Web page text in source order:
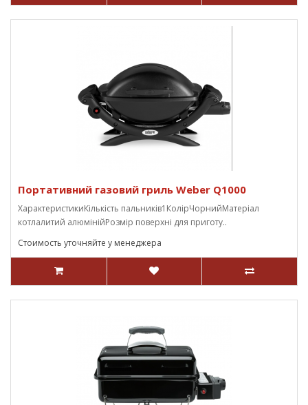
Портативний газовий гриль Weber Q1000
ХарактеристикиКількість пальників1КолірЧорнийМатеріал
котлалитий алюмінійРозмір поверхні для приготу..
Стоимость уточняйте у менеджера